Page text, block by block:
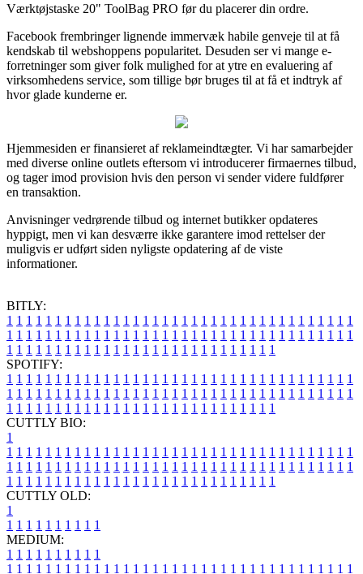
Værktøjstaske 20" ToolBag PRO før du placerer din ordre.
Facebook frembringer lignende immervæk habile genveje til at få
kendskab til webshoppens popularitet. Desuden ser vi mange e-
forretninger som giver folk mulighed for at ytre en evaluering af
virksomhedens service, som tillige bør bruges til at få et indtryk af
hvor glade kunderne er.
Hjemmesiden er finansieret af reklameindtægter. Vi har samarbejder
med diverse online outlets eftersom vi introducerer firmaernes tilbud,
og tager imod provision hvis den person vi sender videre fuldfører
en transaktion.
Anvisninger vedrørende tilbud og internet butikker opdateres
hyppigt, men vi kan desværre ikke garantere imod rettelser der
muligvis er udført siden nyligste opdatering af de viste
informationer.
BITLY:
1 1 1 1 1 1 1 1 1 1 1 1 1 1 1 1 1 1 1 1 1 1 1 1 1 1 1 1 1 1 1 1 1 1 1 1
1 1 1 1 1 1 1 1 1 1 1 1 1 1 1 1 1 1 1 1 1 1 1 1 1 1 1 1 1 1 1 1 1 1 1 1
1 1 1 1 1 1 1 1 1 1 1 1 1 1 1 1 1 1 1 1 1 1 1 1 1 1 1 1
SPOTIFY:
1 1 1 1 1 1 1 1 1 1 1 1 1 1 1 1 1 1 1 1 1 1 1 1 1 1 1 1 1 1 1 1 1 1 1 1
1 1 1 1 1 1 1 1 1 1 1 1 1 1 1 1 1 1 1 1 1 1 1 1 1 1 1 1 1 1 1 1 1 1 1 1
1 1 1 1 1 1 1 1 1 1 1 1 1 1 1 1 1 1 1 1 1 1 1 1 1 1 1 1
CUTTLY BIO:
1
1 1 1 1 1 1 1 1 1 1 1 1 1 1 1 1 1 1 1 1 1 1 1 1 1 1 1 1 1 1 1 1 1 1 1 1
1 1 1 1 1 1 1 1 1 1 1 1 1 1 1 1 1 1 1 1 1 1 1 1 1 1 1 1 1 1 1 1 1 1 1 1
1 1 1 1 1 1 1 1 1 1 1 1 1 1 1 1 1 1 1 1 1 1 1 1 1 1 1 1
CUTTLY OLD:
1
1 1 1 1 1 1 1 1 1 1
MEDIUM:
1 1 1 1 1 1 1 1 1 1
1 1 1 1 1 1 1 1 1 1 1 1 1 1 1 1 1 1 1 1 1 1 1 1 1 1 1 1 1 1 1 1 1 1 1 1